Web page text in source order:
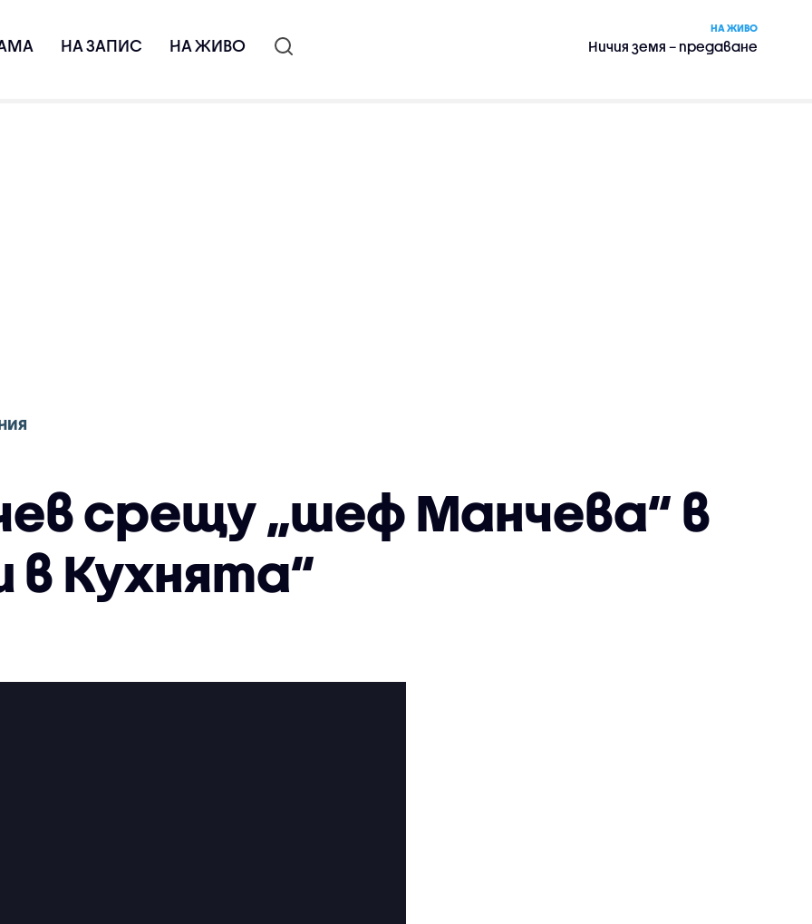
НА ЗАПИС НА ЖИВО
НА ЖИВО
Ничия земя – предаване
срещу „шеф Манчевa“ в
Кухнята“